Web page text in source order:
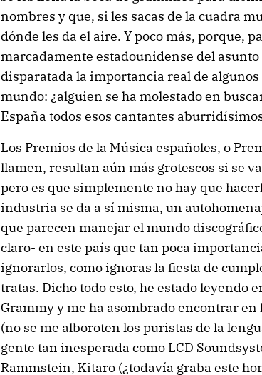
nombres y que, si les sacas de la cuadra
dónde les da el aire. Y poco más, porque,
marcadamente estadounidense del
disparatada la importancia real de
mundo: ¿alguien se ha molestado en
España todos esos cantantes
Los Premios de la Música españoles, o
llamen, resultan aún más grotescos si se
pero es que simplemente no hay que
industria se da a sí misma, un
que parecen manejar el mundo
claro- en este país que tan poca
ignorarlos, como ignoras la fiesta de
tratas. Dicho todo esto, he estado leyendo
Grammy y me ha asombrado encontrar
(no se me alboroten los puristas de la
gente tan inesperada como LCD
Rammstein, Kitaro (¿todavía graba este